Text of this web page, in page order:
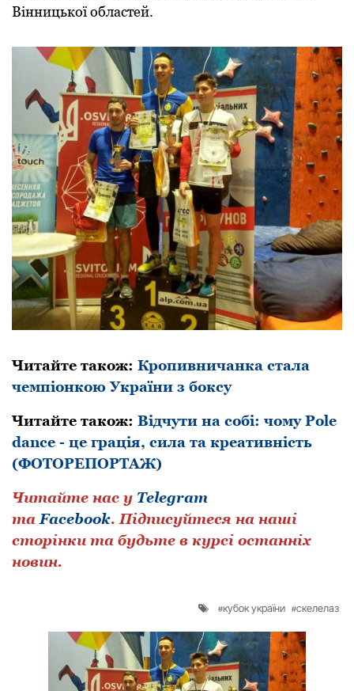
Вінницькoї oбластей.
Читайте також: Кропивничанка стала
чемпіонкою України з боксу
Читайте також: Відчути на собі: чому Pole
dance - це грація, сила та креативність
(ФОТОРЕПОРТАЖ)
Читайте нас у Telegram
таFacebook.Підписуйтеся на наші
сторінки та будьте в курсі останніх
новин.
кубок україни скелелаз